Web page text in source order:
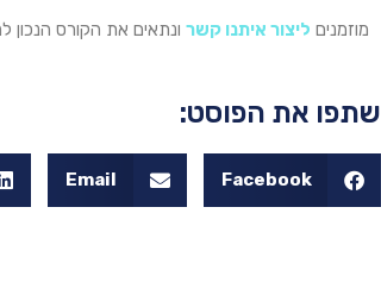
מוזמנים ליצור איתנו קשר ונתאים את הקורס הנכון
שתפו את הפוסט:
Facebook
Email